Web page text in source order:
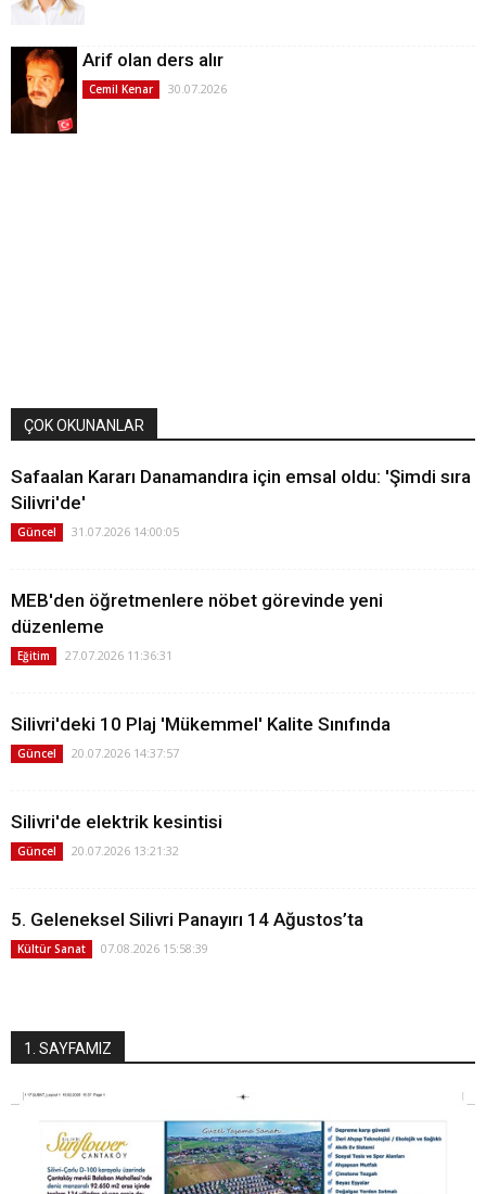
Arif olan ders alır
Cemil Kenar 30.07.2026
ÇOK OKUNANLAR
Safaalan Kararı Danamandıra için emsal oldu: 'Şimdi sıra
Silivri'de'
Güncel 31.07.2026 14:00:05
MEB'den öğretmenlere nöbet görevinde yeni
düzenleme
Eğitim 27.07.2026 11:36:31
Silivri'deki 10 Plaj 'Mükemmel' Kalite Sınıfında
Güncel 20.07.2026 14:37:57
Silivri'de elektrik kesintisi
Güncel 20.07.2026 13:21:32
5. Geleneksel Silivri Panayırı 14 Ağustos’ta
Kültür Sanat 07.08.2026 15:58:39
1. SAYFAMIZ